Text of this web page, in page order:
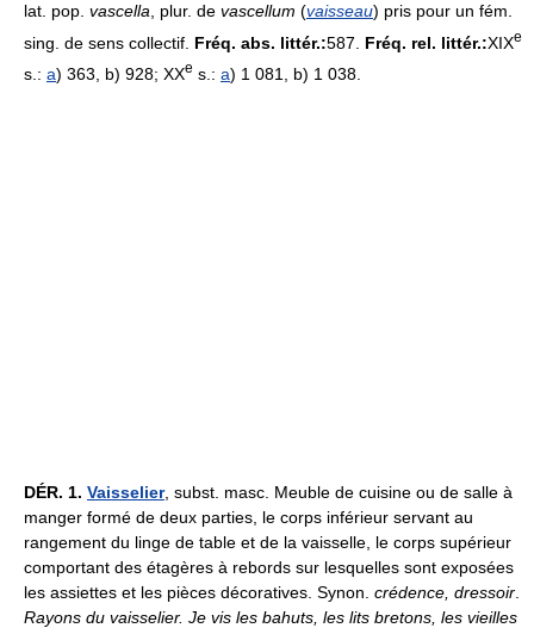
lat. pop. vascella , plur. de vascellum (vaisseau) pris pour un fém.
sing. de sens collectif. Fréq. abs. littér.:587. Fréq. rel. littér.:XIXe
s.: a) 363, b) 928; XXe s.: a) 1 081, b) 1 038.
DÉR. 1. Vaisselier, subst. masc. Meuble de cuisine ou de salle à
manger formé de deux parties, le corps inférieur servant au
rangement du linge de table et de la vaisselle, le corps supérieur
comportant des étagères à rebords sur lesquelles sont exposées
les assiettes et les pièces décoratives. Synon. crédence, dressoir
Rayons du vaisselier. Je vis les bahuts, les lits bretons, les vieilles